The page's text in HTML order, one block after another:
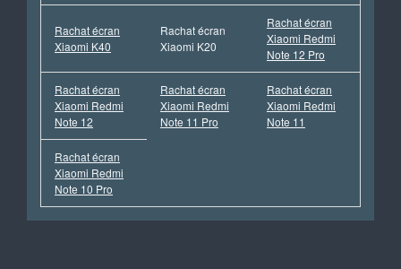
Rachat écran
Xiaomi K40
Rachat écran
Xiaomi K20
Rachat écran
Xiaomi Redmi
Note 12 Pro
Rachat écran
Xiaomi Redmi
Note 12
Rachat écran
Xiaomi Redmi
Note 11 Pro
Rachat écran
Xiaomi Redmi
Note 11
Rachat écran
Xiaomi Redmi
Note 10 Pro